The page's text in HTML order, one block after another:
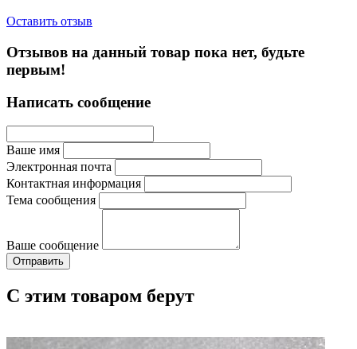
Оставить отзыв
Отзывов на данный товар пока нет, будьте
первым!
Написать сообщение
Ваше имя
Электронная почта
Контактная информация
Тема сообщения
Ваше сообщение
С этим товаром берут